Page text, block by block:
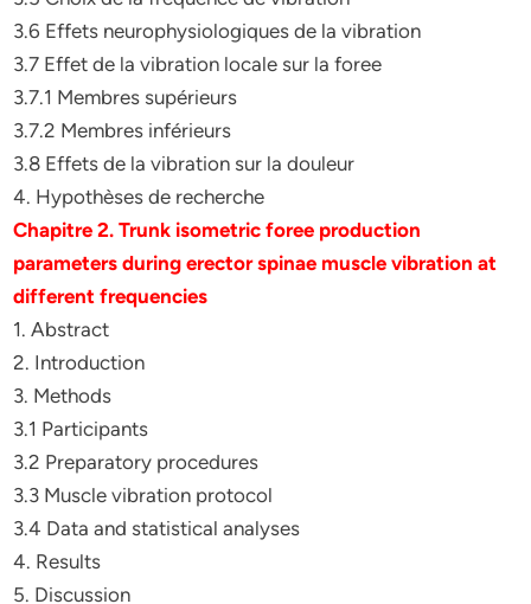
3.6 Effets neurophysiologiques de la vibration
3.7 Effet de la vibration locale sur la foree
3.7.1 Membres supérieurs
3.7.2 Membres inférieurs
3.8 Effets de la vibration sur la douleur
4. Hypothèses de recherche
Chapitre 2. Trunk isometric foree production
parameters during erector spinae muscle vibration at
different frequencies
1. Abstract
2. Introduction
3. Methods
3.1 Participants
3.2 Preparatory procedures
3.3 Muscle vibration protocol
3.4 Data and statistical analyses
4. Results
5. Discussion